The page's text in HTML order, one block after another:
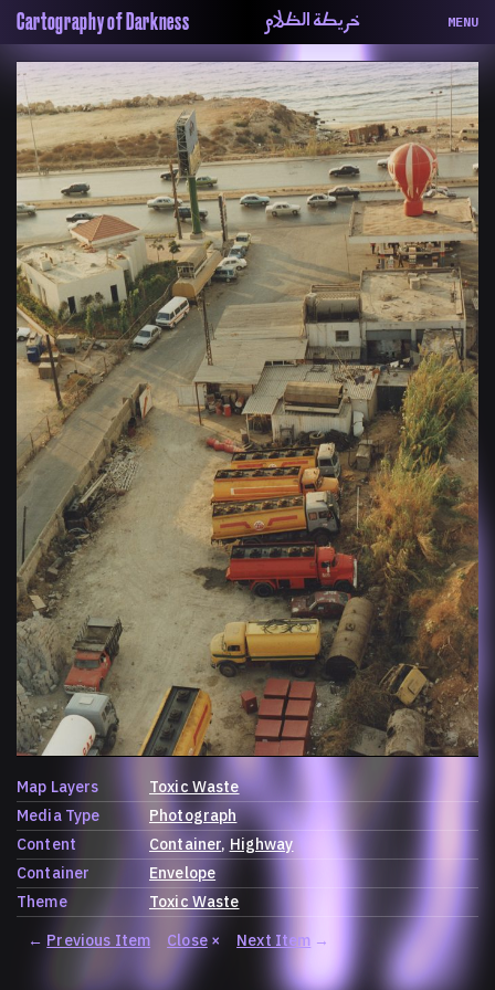
Cartography of Darkness خريطة الظلام MENU
About
ماهيتنا
Map
الخريطة
Periodical
السلسة
Repository
الحاوية
Contributors
المساهمين
Colophon
التختيم
Map Layers
Toxic Waste
Media Type
Photograph
Content
Container Highway
Container
Envelope
Theme
Toxic Waste
← Previous Item Close× Next Item →